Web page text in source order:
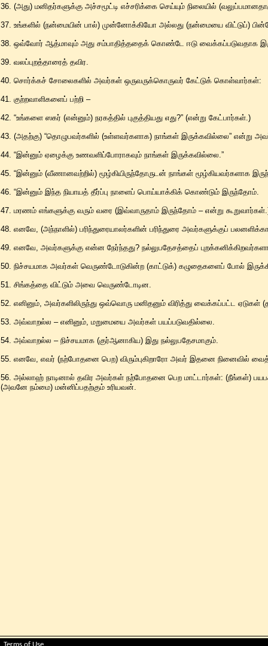
36. (அது) மனிதர்களுக்கு அச்சமூட்டி எச்சரிக்கை செய்யும் நிலையில்
37. உங்களில் (நன்மையின் பால்) முன்னோக்கியோ அல்லது (நன்மையை விட்டுப்)
38. ஒவ்வோர் ஆத்மாவும் அது சம்பாதித்ததைக் கொண்டே ஈடு வைக்கப்படுவதாக
39. வலப்புறத்தாரைத் தவிர.
40. சொர்க்கச் சோலைகளில் அவர்கள் ஒருவருக்கொருவர் கேட்டுக் கொள்வார்கள்:
41. குற்றவாளிகளைப் பற்றி –
42. “உங்களை ஸகர் (என்னும்) நரகத்தில் புகுத்தியது எது?” (என்று கேட்பார்கள்.)
43. (அதற்கு) “தொழுபவர்களில் (உள்ளவர்களாக) நாங்கள் இருக்கவில்லை” என்று
44. “இன்னும் ஏழைக்கு உணவளிப்போராகவும் நாங்கள் இருக்கவில்லை.”
45. “இன்னும் (வீணானவற்றில்) மூழ்கியிருந்தோருடன் நாங்கள் மூழ்கியவர்களாக
46. “இன்னும் இந்த நியாயத் தீர்ப்பு நாளைப் பொய்யாக்கிக் கொண்டும் இருந்தோம்.
47. மரணம் எங்களுக்கு வரும் வரை (இவ்வாருதாம் இருந்தோம் – என்று
48. எனவே, (அந்நாளில்) பரிந்துரையாலர்களின் பரிந்துரை அவர்களுக்குப்
49. எனவே, அவர்களுக்கு என்ன நேர்ந்தது? நல்லுபதேசத்தைப்
50. நிச்சயமாக அவர்கள் வெருண்டோடுகின்ற (காட்டுக்) கழுதைகளைப் போல்
51. சிங்கத்தை விட்டும் அவை வெருண்டோடின.
52. எனினும், அவர்களிலிருந்து ஒவ்வொரு மனிதனும் விரித்து வைக்கப்பட்ட
53. அவ்வாறல்ல – எனினும், மறுமையை அவர்கள் பயப்படுவதில்லை.
54. அவ்வாறல்ல – நிச்சயமாக (குர்ஆனாகிய) இது நல்லுபதேசமாகும்.
55. எனவே, எவர் (நற்போதனை பெற) விரும்புகிறாரோ அவர் இதனை நினைவில்
56. அல்லாஹ் நாடினால் தவிர அவர்கள் நற்போதனை பெற மாட்டார்கள்: (நீங்கள்)
(அவனே நம்மை) மன்னிப்பதற்கும் உரியவன்.